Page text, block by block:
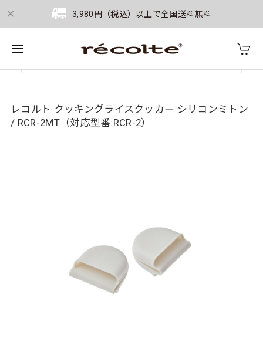
3,980円（税込）以上で全国送料無料
レコルト クッキングライスクッカー シリコンミトン
/ RCR-2MT（対応型番:RCR-2）